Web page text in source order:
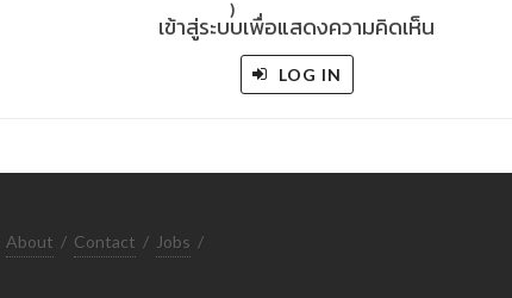
)
เข้าสู่ระบบเพื่อแสดงความคิดเห็น
LOG IN
About / Contact / Jobs /